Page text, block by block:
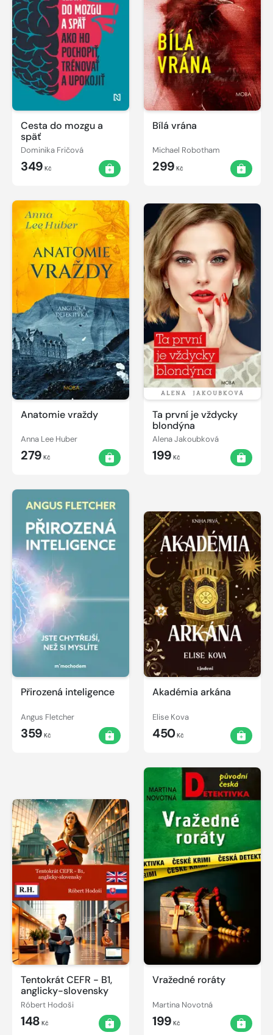
Cesta do mozgu a
späť
Dominika Fričová
349 Kč
Bílá vrána
Michael Robotham
299 Kč
Anatomie vraždy
Anna Lee Huber
279 Kč
Ta první je vždycky
blondýna
Alena Jakoubková
199 Kč
Přirozená inteligence
Angus Fletcher
359 Kč
Akadémia arkána
Elise Kova
450Kč
Tentokrát CEFR - B1,
anglicky-slovensky
Róbert Hodoši
148 Kč
Vražedné roráty
Martina Novotná
199 Kč